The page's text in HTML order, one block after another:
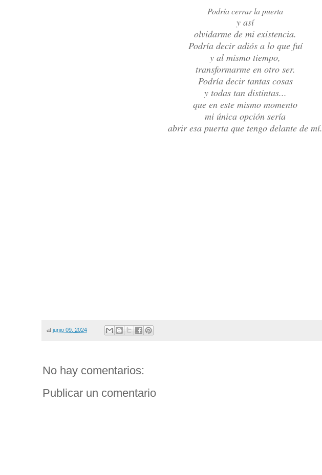
Podría cerrar la puerta
y así
olvidarme de mi existencia.
Podría decir adiós a lo que fuí
y al mismo tiempo,
transformarme en otro ser.
Podría decir tantas cosas
y todas tan distintas...
que en este mismo momento
mi única opción sería
abrir esa puerta que tengo delante de mí.
at junio 09, 2024
No hay comentarios:
Publicar un comentario